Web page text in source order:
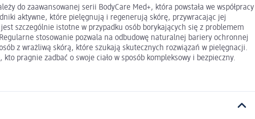
do zaawansowanej serii BodyCare Med+, która powstała we współpracy
aktywne, które pielęgnują i regenerują skórę, przywracając jej
szczególnie istotne w przypadku osób borykających się z problemem
stosowanie pozwala na odbudowę naturalnej bariery ochronnej
z wrażliwą skórą, które szukają skutecznych rozwiązań w pielęgnacji.
pragnie zadbać o swoje ciało w sposób kompleksowy i bezpieczny.